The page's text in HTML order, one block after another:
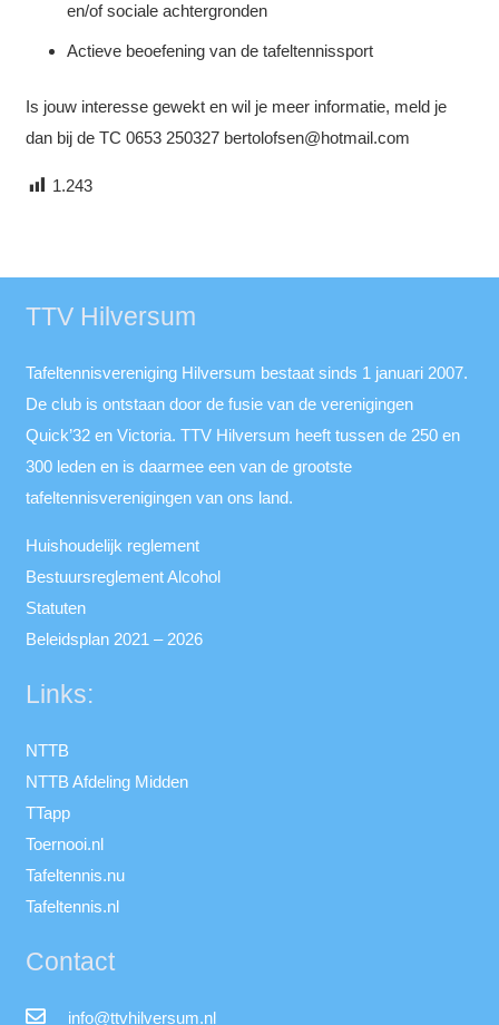
en/of sociale achtergronden
Actieve beoefening van de tafeltennissport
Is jouw interesse gewekt en wil je meer informatie, meld je
dan bij de TC 0653 250327 bertolofsen@hotmail.com
1.243
TTV Hilversum
Tafeltennisvereniging Hilversum bestaat sinds 1 januari 2007.
De club is ontstaan door de fusie van de verenigingen
Quick’32 en Victoria. TTV Hilversum heeft tussen de 250 en
300 leden en is daarmee een van de grootste
tafeltennisverenigingen van ons land.
Huishoudelijk reglement
Bestuursreglement Alcohol
Statuten
Beleidsplan 2021 – 2026
Links:
NTTB
NTTB Afdeling Midden
TTapp
Toernooi.nl
Tafeltennis.nu
Tafeltennis.nl
Contact
info@ttvhilversum.nl